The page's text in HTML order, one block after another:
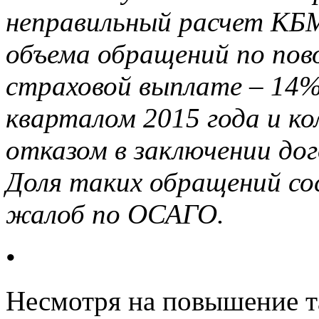
неправильный расчет
объема обращений по
страховой выплате –
кварталом 2015 года и
отказом в заключении
Доля таких обращений
жалоб по ОСАГО.
•
Несмотря на повышение